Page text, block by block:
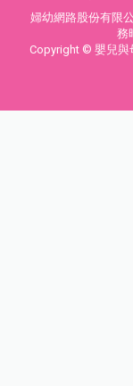
婦幼網路股份有限
務
Copyright © 嬰兒與